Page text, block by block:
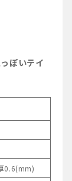
ぽいテイ
0.6(mm)